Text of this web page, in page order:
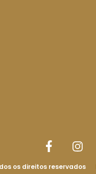
os direitos reservados